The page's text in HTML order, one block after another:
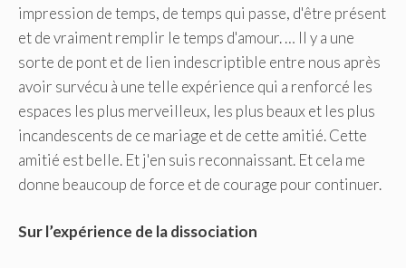
impression de temps, de temps qui passe, d'être présent
et de vraiment remplir le temps d'amour. … Il y a une
sorte de pont et de lien indescriptible entre nous après
avoir survécu à une telle expérience qui a renforcé les
espaces les plus merveilleux, les plus beaux et les plus
incandescents de ce mariage et de cette amitié. Cette
amitié est belle. Et j'en suis reconnaissant. Et cela me
donne beaucoup de force et de courage pour continuer.
Sur l’expérience de la dissociation